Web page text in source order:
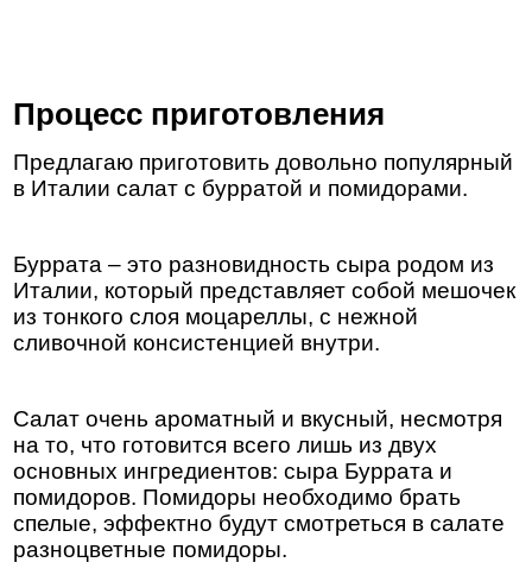
Процесс приготовления
Предлагаю приготовить довольно популярный
в Италии салат с бурратой и помидорами.
Буррата – это разновидность сыра родом из
Италии, который представляет собой мешочек
из тонкого слоя моцареллы, с нежной
сливочной консистенцией внутри.
Салат очень ароматный и вкусный, несмотря
на то, что готовится всего лишь из двух
основных ингредиентов: сыра Буррата и
помидоров. Помидоры необходимо брать
спелые, эффектно будут смотреться в салате
разноцветные помидоры.